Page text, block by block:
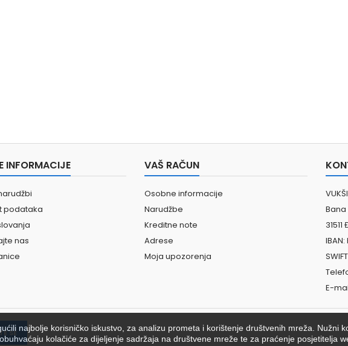
INFORMACIJE
podataka
nas
VAŠ RAČUN
Osobne informacije
Narudžbe
Kreditne note
Adrese
Moja upozorenja
IBAN:
E-
najbolje korisničko iskustvo, za analizu prometa i korištenje društvenih mreža. Nužni
kolačiće za dijeljenje sadržaja na društvene mreže te za praćenje posjetitelja